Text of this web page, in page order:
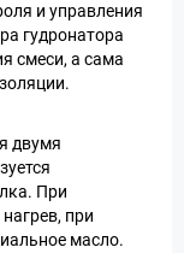
и управления
гудронатора
смеси, а сама
двумя
При
при
масло.